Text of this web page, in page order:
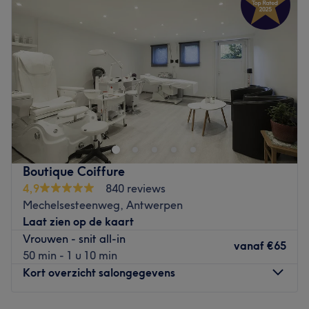
–21:00
21:00
Zaterdag
08:45–21:00
Gesloten
Bij Instituut Victoria aan de Frankrijklei in Antwerpen
weet het team hoe ze kunnen bijdragen aan een
gezonder huidbeeld. De schoonheidsverzorgingen worden
uitgevoerd met luxe en duurzame verzorgingsproducten
boordevol actieve werkstoffen. Je huid wordt hier dus niet
enkel verwend, maar tegelijkertijd ook gevoed én
verbeterd. Naast de overige klassieke
schoonheidsverzorgingen voor gelaat en lichaam, kan je
hier ook terecht voor afslankbehandelingen,
wimperlifting of 'tropical airbrush tanning'; voor een
egale en gebronsde teint. Je waant je in tropische sferen
met het aroma van aloë vera! Het openbaar vervoer stopt
Boutique Coiffure
4,9
840 reviews
Mechelsesteenweg, Antwerpen
Laat zien op de kaart
Vrouwen - snit all-in
50 min - 1 u 10 min
vanaf €65
Kort overzicht salongegevens